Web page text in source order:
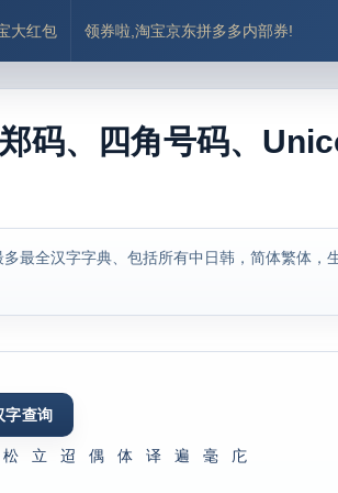
大红包 领券啦,淘宝京东拼多多内部券!
码、四角号码、
最全汉字字典、包括所有中日韩，简体繁体，
松 立 迢 偶 体 译 遍 毫 庀